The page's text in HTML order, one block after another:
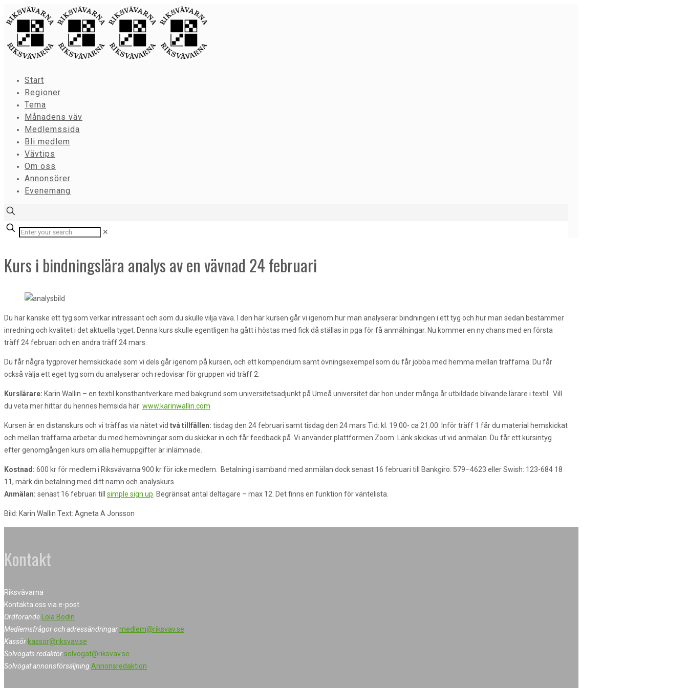
Start
Regioner
Tema
Månadens väv
Medlemssida
Bli medlem
Vävtips
Om oss
Annonsörer
Evenemang
✕
Kurs i bindningslära analys av en vävnad 24 februari
Du har kanske ett tyg som verkar intressant och som du skulle vilja väva. I den här kursen går vi igenom hur man analyserar bindningen i ett tyg och hur man sedan bestämmer
inredning och kvalitet i det aktuella tyget. Denna kurs skulle egentligen ha gått i höstas med fick då ställas in pga för få anmälningar. Nu kommer en ny chans med en första
träff 24 februari och en andra träff 24 mars.
Du får några tygprover hemskickade som vi dels går igenom på kursen, och ett kompendium samt övningsexempel som du får jobba med hemma mellan träffarna. Du får
också välja ett eget tyg som du analyserar och redovisar för gruppen vid träff 2.
Kurslärare: Karin Wallin – en textil konsthantverkare med bakgrund som universitetsadjunkt på Umeå universitet där hon under många år utbildade blivande lärare i textil. Vill
du veta mer hittar du hennes hemsida här: www.karinwallin.com
Kursen är en distanskurs och vi träffas via nätet vid två tillfällen: tisdag den 24 februari samt tisdag den 24 mars Tid: kl. 19.00- ca 21.00. Inför träff 1 får du material hemskickat
och mellan träffarna arbetar du med hemövningar som du skickar in och får feedback på. Vi använder plattformen Zoom. Länk skickas ut vid anmälan. Du får ett kursintyg
efter genomgången kurs om alla hemuppgifter är inlämnade.
Kostnad: 600 kr för medlem i Riksvävarna 900 kr för icke medlem. Betalning i samband med anmälan dock senast 16 februari till Bankgiro: 579–4623 eller Swish: 123-684 18
11, märk din betalning med ditt namn och analyskurs.
Anmälan: senast 16 februari till simple sign up . Begränsat antal deltagare – max 12. Det finns en funktion för väntelista.
Bild: Karin Wallin Text: Agneta A Jonsson
Kontakt
Riksvävarna
Kontakta oss via e-post
Ordförande
Lola Bodin
Medlemsfrågor och adressändringarmedlem@riksvav.se
Kassör kassor@riksvav.se
Solvögats redaktörsolvogat@riksvav.se
Solvögat annonsförsäljning Annonsredaktion